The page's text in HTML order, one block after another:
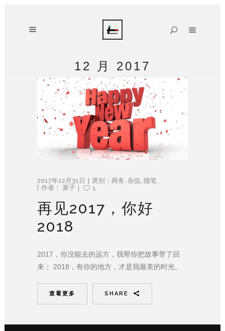
12 月 2017
2017年12月31日 类别： 商务 杂侃 随笔
作者： 麦子 1
再见2017，你好
2018
2017，你没能去的远方，我帮你把故事带了回
来； 2018，有你的地方，才是我最美的时光。
查看更多 SHARE